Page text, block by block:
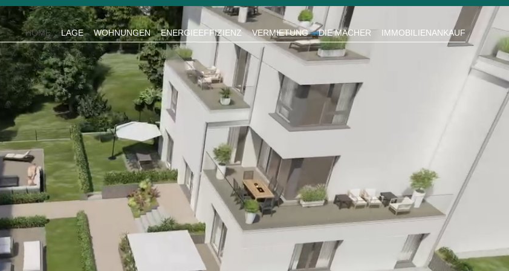
HOME LAGE WOHNUNGEN ENERGIEEFFIZIENZ VERMIETUNG DIE MACHER IMMOBILIENANKAUF